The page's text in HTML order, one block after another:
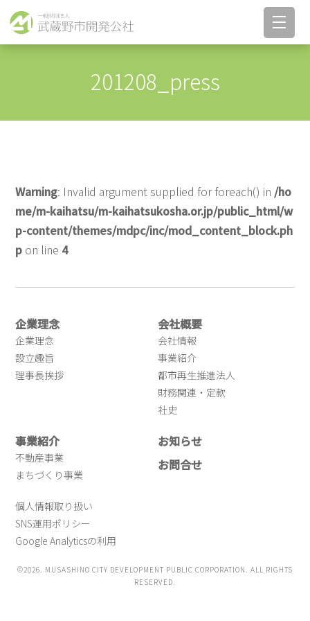
201208_press
Warning: Invalid argument supplied for foreach() in /ho
me/m-kaihatsu/m-kaihatsukosha.or.jp/public_html/w
p-content/themes/mdpc/inc/mod_content_block.ph
p on line 4
企業理念
企業理念
設立趣旨
理事長挨拶
会社概要
会社情報
事業紹介
都市再生推進法人
財務関連・定款
社史
事業紹介
不動産事業
まちづくり事業
お知らせ
お問合せ
個人情報取り扱い
SNS運用ポリシー
Google Analyticsの利用
©2026. MUSASHINO CITY DEVELOPMENT PUBLIC CORPORATION. ALL RIGHTS
RESERVED.